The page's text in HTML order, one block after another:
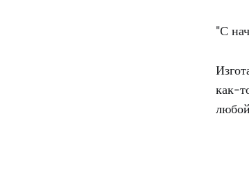
"С
как-